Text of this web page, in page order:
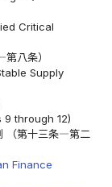
Critical
八条）
Supply
through 12)
（第十三条―第二
Finance